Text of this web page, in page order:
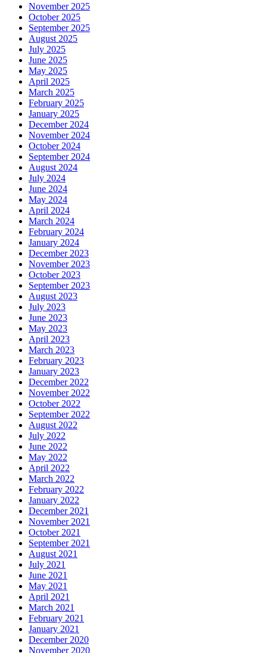
November 2025
October 2025
September 2025
August 2025
July 2025
June 2025
May 2025
April 2025
March 2025
February 2025
January 2025
December 2024
November 2024
October 2024
September 2024
August 2024
July 2024
June 2024
May 2024
April 2024
March 2024
February 2024
January 2024
December 2023
November 2023
October 2023
September 2023
August 2023
July 2023
June 2023
May 2023
April 2023
March 2023
February 2023
January 2023
December 2022
November 2022
October 2022
September 2022
August 2022
July 2022
June 2022
May 2022
April 2022
March 2022
February 2022
January 2022
December 2021
November 2021
October 2021
September 2021
August 2021
July 2021
June 2021
May 2021
April 2021
March 2021
February 2021
January 2021
December 2020
November 2020